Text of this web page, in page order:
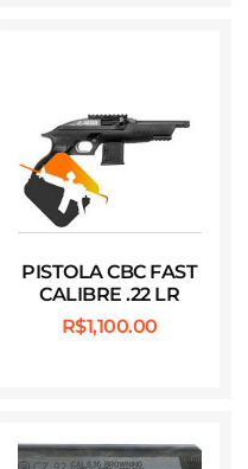
PISTOLA CBC FAST
CALIBRE .22 LR
R$1,100.00